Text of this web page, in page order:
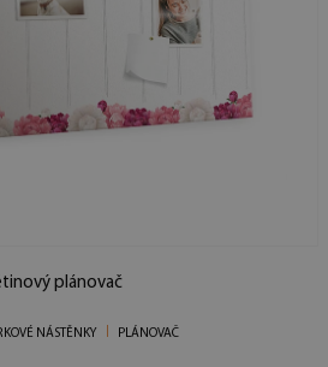
plánovač
NÁSTĚNKY PLÁNOVAČ